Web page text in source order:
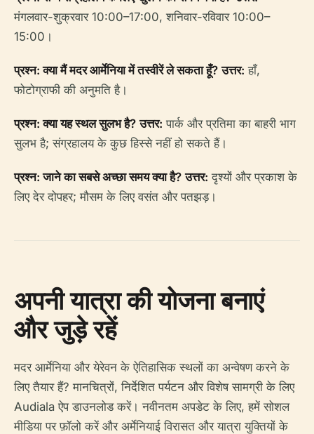
मंगलवार-शुक्रवार 10:00–17:00, शनिवार-रविवार 10:00–
15:00।
प्रश्न: क्या मैं मदर आर्मेनिया में तस्वीरें ले सकता हूँ? उत्तर: हाँ,
फोटोग्राफी की अनुमति है।
प्रश्न: क्या यह स्थल सुलभ है? उत्तर: पार्क और प्रतिमा का बाहरी भाग
सुलभ है; संग्रहालय के कुछ हिस्से नहीं हो सकते हैं।
प्रश्न: जाने का सबसे अच्छा समय क्या है? उत्तर: दृश्यों और प्रकाश के
लिए देर दोपहर; मौसम के लिए वसंत और पतझड़।
अपनी यात्रा की योजना बनाएं
और जुड़े रहें
मदर आर्मेनिया और येरेवन के ऐतिहासिक स्थलों का अन्वेषण करने के
लिए तैयार हैं? मानचित्रों, निर्देशित पर्यटन और विशेष सामग्री के लिए
Audiala ऐप डाउनलोड करें। नवीनतम अपडेट के लिए, हमें सोशल
मीडिया पर फ़ॉलो करें और अर्मेनियाई विरासत और यात्रा युक्तियों के